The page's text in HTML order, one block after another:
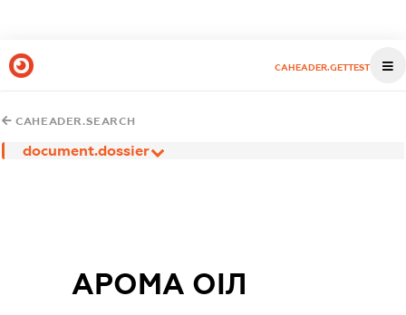
CAHEADER.GETTEST
CAHEADER.SEARCH
document.dossier
АРОМА ОІЛ